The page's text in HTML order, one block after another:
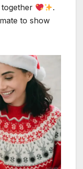
.
to show